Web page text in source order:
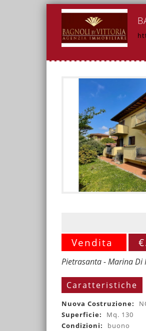
Vendita
Pietrasanta - Marina Di
Caratteristiche
Nuova Costruzione:
Superficie:
Mq. 130
Condizioni:
buono